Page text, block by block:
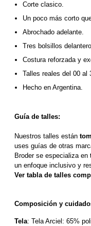
Corte clasico.
Un poco más corto
Abrochado adelante.
Tres bolsillos
Costura reforzada y
Talles reales del 00 al
Hecho en Argentina.
Guía de talles:
Nuestros talles están
uses guías de otras
Broder se especializa en
un enfoque inclusivo y
Ver tabla de talles
Composición y
Tela: Tela Arciel: 65%